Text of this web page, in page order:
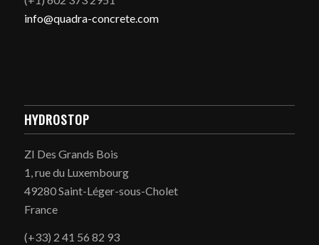
info@quadra-concrete.com
HYDROSTOP
ZI Des Grands Bois
1, rue du Luxembourg
49280 Saint-Léger-sous-Cholet
France
(+33) 2 41 56 82 93